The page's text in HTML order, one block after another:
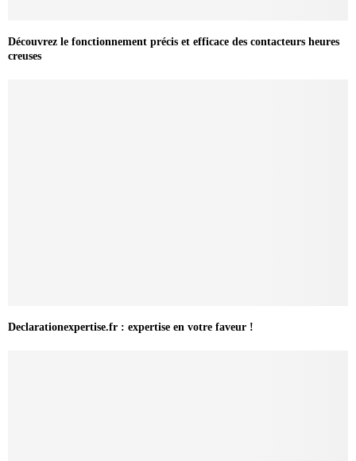
Découvrez le fonctionnement précis et efficace des contacteurs heures
creuses
Declarationexpertise.fr : expertise en votre faveur !